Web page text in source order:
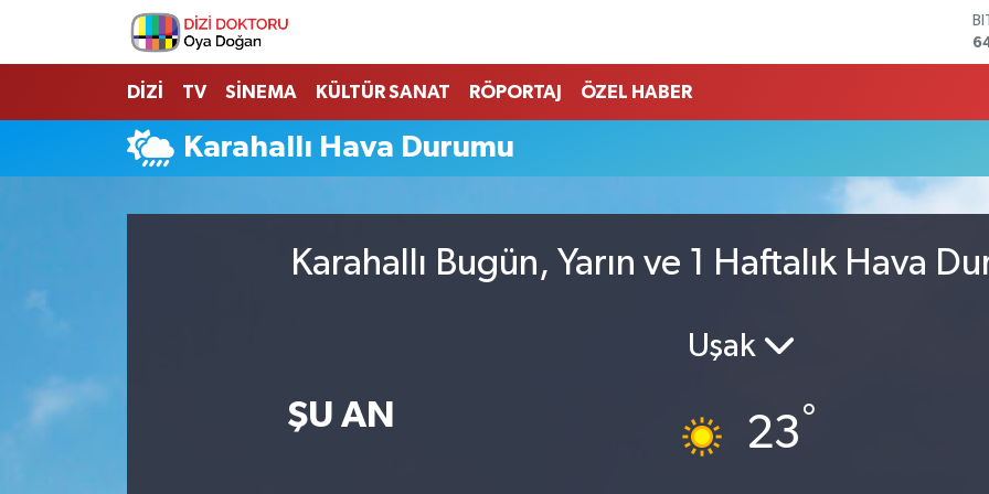
DİZİ TV SİNEMA KÜLTÜR SANAT RÖPORTAJ ÖZEL HABER
Karahallı Hava Durumu
Karahallı Bugün, Yarın ve 1 Haftalık Hava
ŞU AN
Uşak
23°
İstanbul Nöbetçi Eczaneler
İstanbul Hava Durumu
İstanbul Trafik Yoğunluk Haritası